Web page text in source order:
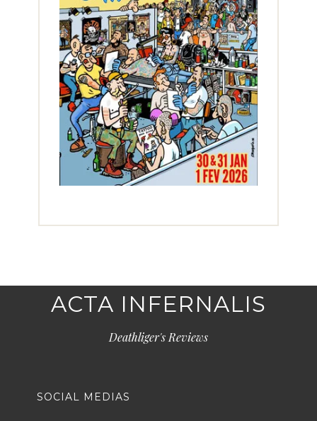
ACTA INFERNALIS
Deathliger's Reviews
SOCIAL MEDIAS